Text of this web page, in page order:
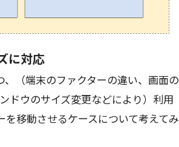
に対応
（端末のファクターの違い、画面の
ドウのサイズ変更などにより）利用
移動させるケースについて考えてみ